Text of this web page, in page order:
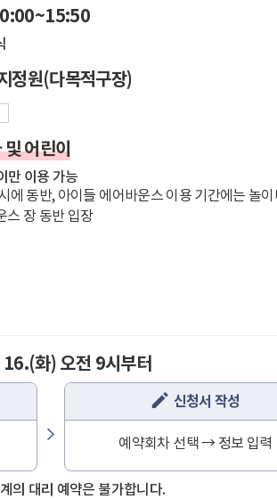
정원(다목적구장)
어린이
만 이용 가능
동반, 아이들 에어바운스 이용 기간에는 놀
스 장 동반 입장
화) 오전 9시부터
신청서 작성
예약회차 선택 → 정보 입력
의 대리 예약은 불가합니다.